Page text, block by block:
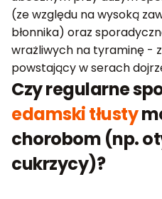
(ze względu na wysoką
błonnika) oraz
wrażliwych na tyraminę -
powstający w serach
Czy regularne
edamski tłusty
chorobom (np.
cukrzycy)?